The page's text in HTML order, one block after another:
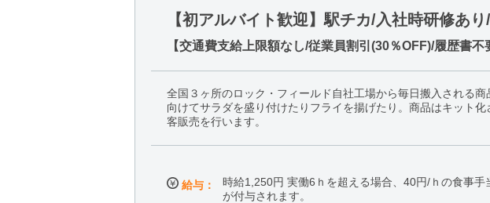
【初アルバイト歓迎】駅チカ/入社時研修あ
【交通費支給上限額なし/従業員割引(30％OFF)/履歴書
全国３ヶ所のロック・フィールド自社工場から毎日搬入される
向けてサラダを盛り付けたりフライを揚げたり。商品はキット
客販売を行います。
給与：
時給1,250円 実働6ｈを超える場合、40円/ｈの食事手
が付与されます。